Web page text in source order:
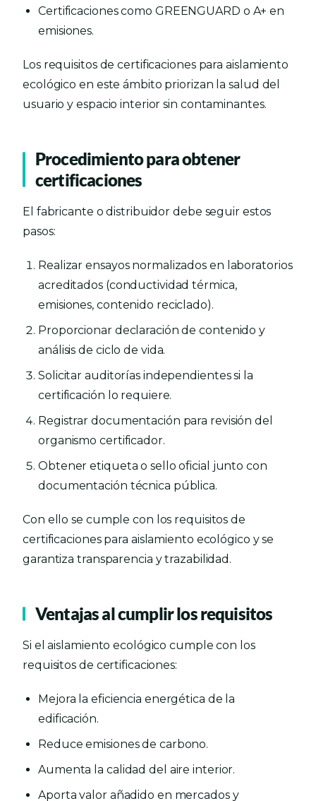
Certificaciones como GREENGUARD o A+ en
emisiones.
Los requisitos de certificaciones para aislamiento
ecológico en este ámbito priorizan la salud del
usuario y espacio interior sin contaminantes.
Procedimiento para obtener
certificaciones
El fabricante o distribuidor debe seguir estos
pasos:
Realizar ensayos normalizados en laboratorios
acreditados (conductividad térmica,
emisiones, contenido reciclado).
Proporcionar declaración de contenido y
análisis de ciclo de vida.
Solicitar auditorías independientes si la
certificación lo requiere.
Registrar documentación para revisión del
organismo certificador.
Obtener etiqueta o sello oficial junto con
documentación técnica pública.
Con ello se cumple con los requisitos de
certificaciones para aislamiento ecológico y se
garantiza transparencia y trazabilidad.
Ventajas al cumplir los requisitos
Si el aislamiento ecológico cumple con los
requisitos de certificaciones:
Mejora la eficiencia energética de la
edificación.
Reduce emisiones de carbono.
Aumenta la calidad del aire interior.
Aporta valor añadido en mercados y